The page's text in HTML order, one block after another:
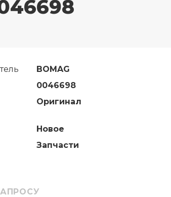
BOMAG
0046698
Оригинал
Новое
Запчасти